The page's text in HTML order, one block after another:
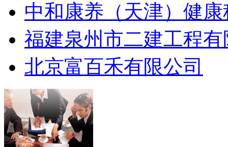
中和康养（天津）健
福建泉州市二建工程
北京富百禾有限公司